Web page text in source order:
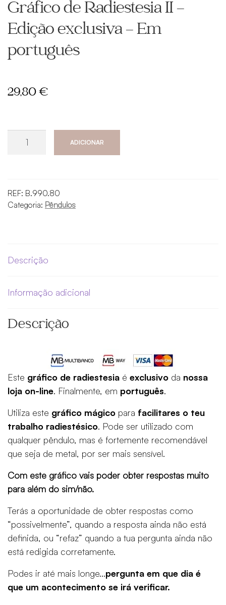
Gráfico de Radiestesia II –
Edição exclusiva – Em
português
29,80€
Radiestesia
II
–
ADICIONAR
REF: B.990.80
Categoria: Pêndulos
Descrição
Informação adicional
Descrição
Este gráfico de radiestesia é exclusivo da nossa
loja on-line. Finalmente, em português.
Utiliza este gráfico mágico para facilitares o teu
trabalho radiestésico. Pode ser utilizado com
qualquer pêndulo, mas é fortemente recomendável
que seja de metal, por ser mais sensível.
Com este gráfico vais poder obter respostas muito
para além do sim/não.
Terás a oportunidade de obter respostas como
“possivelmente”, quando a resposta ainda não está
definida, ou “refaz” quando a tua pergunta ainda não
está redigida corretamente.
Podes ir até mais longe…pergunta em que dia é
que um acontecimento se irá verificar.